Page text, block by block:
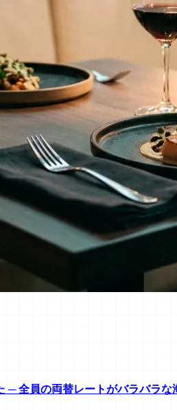
─ 全員の両替レートがバラバラ